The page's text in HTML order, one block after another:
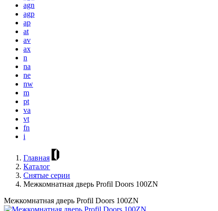
agn
agp
ap
at
av
ax
n
na
ne
nw
m
pt
va
vt
fn
i
Главная
Каталог
Снятые серии
Межкомнатная дверь Profil Doors 100ZN
Межкомнатная дверь Profil Doors 100ZN